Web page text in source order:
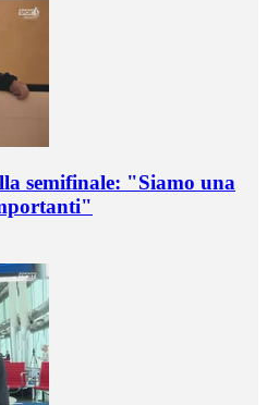
semifinale: "Siamo una